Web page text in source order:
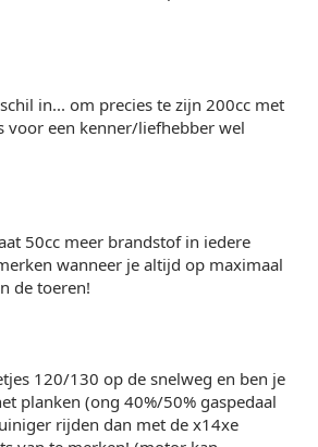
in... om precies te zijn 200cc met
voor een kenner/liefhebber wel
50cc meer brandstof in iedere
wanneer je altijd op maximaal
de toeren!
120/130 op de snelweg en ben je
planken (ong 40%/50% gaspedaal
rijden dan met de x14xe